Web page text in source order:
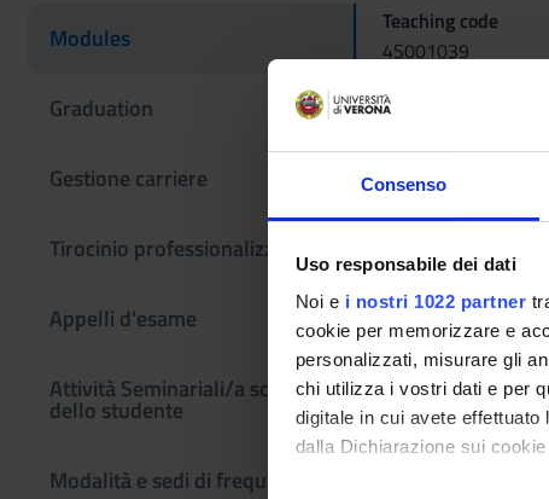
Consenso
Uso responsabile dei dati
Noi e i nostri 1022 partner
cookie per memorizzare e
personalizzati, misurare gli
chi utilizza i vostri dati e per
digitale in cui avete
dalla Dichiarazione sui
Modules
Graduation
Gestione carriere
Tirocinio professionalizzante
Appelli d'esame
Attività Seminariali/a scelta
dello studente
Modalità e sedi di frequenza
Teaching code
4S001039
Credits
Scientific
Period